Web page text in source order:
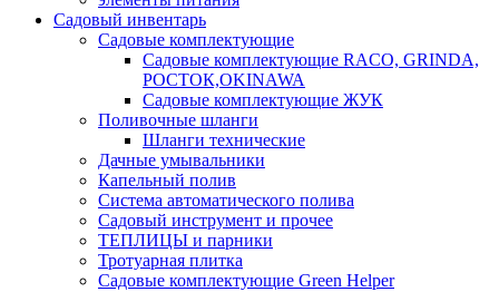
Садовый инвентарь
Садовые комплектующие
Садовые комплектующие RACO, GRINDA,
РОСТОК,OKINAWA
Садовые комплектующие ЖУК
Поливочные шланги
Шланги технические
Дачные умывальники
Капельный полив
Система автоматического полива
Садовый инструмент и прочее
ТЕПЛИЦЫ и парники
Тротуарная плитка
Садовые комплектующие Green Helper